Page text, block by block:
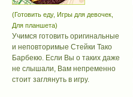
(Готовить еду, Игры для девочек,
Для планшета)
Учимся готовить оригинальные
и неповторимые Стейки Тако
Барбекю. Если Вы о таких даже
не слышали, Вам непременно
стоит заглянуть в игру.